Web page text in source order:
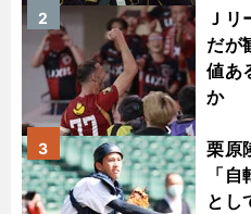
Ｊリ
だが
値あ
か
2
栗原
「
とし
3